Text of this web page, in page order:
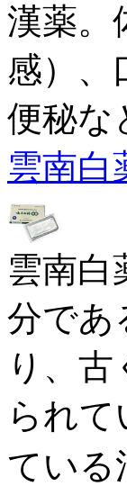
漢薬。
感）、
便秘な
雲南白
雲南白
分であ
り、
られ
ている